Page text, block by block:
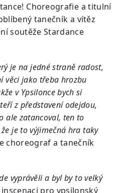
Choreografie a titulní
tanečník a vítěz
soutěže Stardance
je na jedné straně radost,
věci jako třeba hrozbu
v Ypsilonce bych si
z představení odejdou,
ale zatancoval, ten to
je to výjimečná hra taky
choreograf a tanečník
vyprávěli a byl by to velký
pro ypsilonský